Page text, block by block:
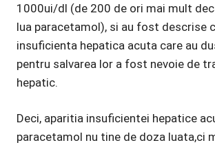
1000ui/dl (de 200 de ori mai mult
lua paracetamol), si au fost descrise
insuficienta hepatica acuta care au
pentru salvarea lor a fost nevoie de
hepatic.
Deci, aparitia insuficientei hepatice
paracetamol nu tine de doza luata,ci